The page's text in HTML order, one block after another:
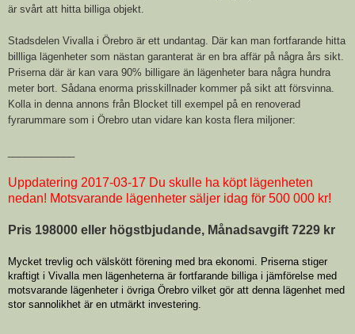
är svårt att hitta billiga objekt.
Stadsdelen Vivalla i Örebro är ett undantag. Där kan man fortfarande hitta
billliga lägenheter som nästan garanterat är en bra affär på några års sikt.
Priserna där är kan vara 90% billigare än lägenheter bara några hundra
meter bort. Sådana enorma prisskillnader kommer på sikt att försvinna.
Kolla in denna annons från Blocket till exempel på en renoverad
fyrarummare som i Örebro utan vidare kan kosta flera miljoner:
Uppdatering 2017-03-17 Du skulle ha köpt lägenheten
nedan! Motsvarande lägenheter säljer idag för 500 000 kr!
Pris 198000 eller högstbjudande, Månadsavgift 7229 kr
Mycket trevlig och välskött förening med bra ekonomi. Priserna stiger
kraftigt i Vivalla men lägenheterna är fortfarande billiga i jämförelse med
motsvarande lägenheter i övriga Örebro vilket gör att denna lägenhet med
stor sannolikhet är en utmärkt investering.